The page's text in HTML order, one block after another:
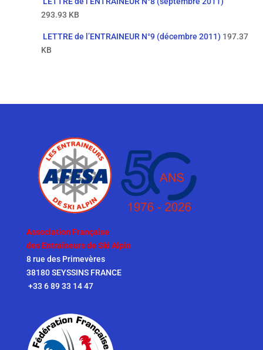
293.93 KB
LETTRE de l’ENTRAINEUR N°9 (décembre 2011) 197.37
KB
Association Française
des Entraîneurs de Ski Alpin
8 rue des Primevères
38180 SEYSSINS FRANCE
+33 6 89 33 14 47